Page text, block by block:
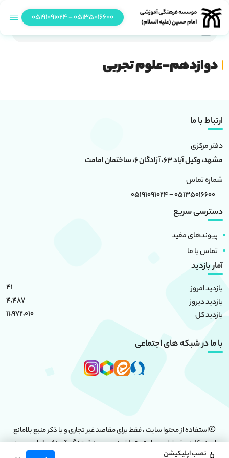
05135016600 - 05191091024
دوازدهم-علوم تجربی
ارتباط با ما
دفتر مرکزی
مشهد، وکیل آباد 63، آزادگان 6، ساختمان امامت
شماره تماس
05135016600 - 05191091024
دسترسی سریع
پیوندهای مفید
تماس با ما
آمار بازدید
بازدید امروز
41
بازدید دیروز
4,487
بازدید کل
11,972,010
با ما در شبکه های اجتماعی
استفاده از محتوا سایت ، فقط برای مقاصد غیر تجاری و با ذکر منبع بلامانع
است. کلیه حقوق این سایت متعلق بهموسسه فرهنگی آموزشی امام حسین
نصب اپلیکیشن